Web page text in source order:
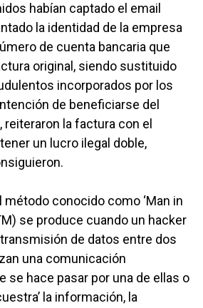
habían captado el email
la identidad de la empresa
de cuenta bancaria que
original, siendo sustituido
incorporados por los
de beneficiarse del
reiteraron la factura con el
un lucro ilegal doble,
método conocido como ‘Man in
se produce cuando un hacker
de datos entre dos
una comunicación
se hace pasar por una de ellas o
la información, la